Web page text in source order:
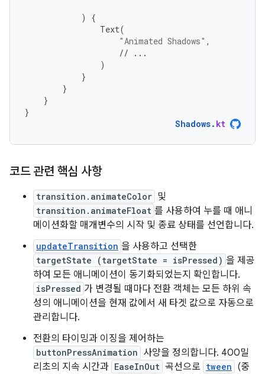
)
{
Text(
"Animated Shadows" ,
// ...
)
}
}
}
}
Shadows. kt
코드 관련 핵심 사항
transition.animateColor 및
transition.animateFloat 를 사용하여 누를 때 애니
메이션화할 매개변수의 시작 및 종료 상태를 선언합니다.
updateTransition 을 사용하고 선택한
targetState (targetState = isPressed) 을 제공
하여 모든 애니메이션이 동기화되었는지 확인합니다.
isPressed 가 변경될 때마다 전환 객체는 모든 하위 속
성의 애니메이션을 현재 값에서 새 타겟 값으로 자동으로
관리합니다.
전환의 타이밍과 이징을 제어하는
buttonPressAnimation 사양을 정의합니다. 400밀
리초의 지속 시간과 EaseInOut 곡선으로 tween (중